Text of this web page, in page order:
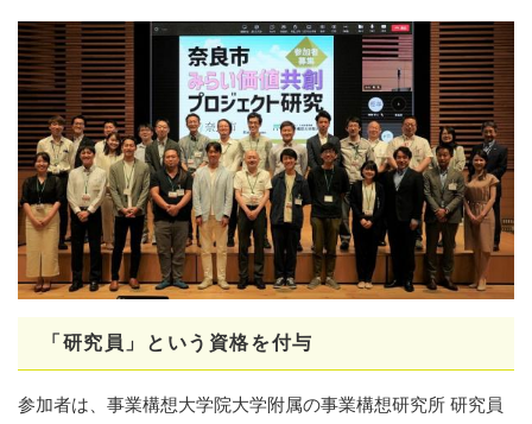
「研究員」という 資格を付与
参加者は、事業構想大学院大学附属の事業構想研究所 研究員